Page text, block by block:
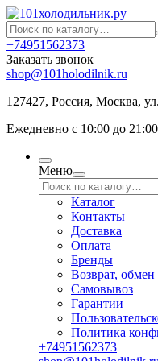
+74951562373
Заказать звонок
shop@101holodilnik.ru
127427, Россия, Москва, ул.
Ежедневно с 10:00 до 21:00
Меню
Каталог
Контакты
Доставка
Оплата
Бренды
Возврат, обмен
Самовывоз
Гарантии
Политика
+74951562373